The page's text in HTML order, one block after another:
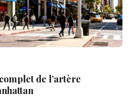
de l’artère